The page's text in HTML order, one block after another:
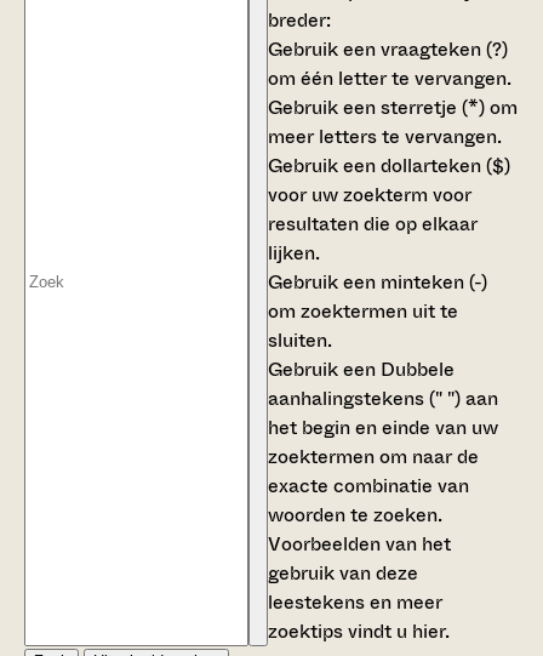
breder:
Gebruik eenvraagteken (?)
om één letter te vervangen.
Gebruik eensterretje (*)om
meer letters te vervangen.
Gebruik eendollarteken ($)
voor uw zoekterm voor
resultaten die op elkaar
lijken.
Gebruik een minteken (-)
om zoektermen uit te
sluiten.
Gebruik een Dubbele
aanhalingstekens (" ")aan
het begin en einde van uw
zoektermen om naar de
exacte combinatie van
woorden te zoeken.
Voorbeelden van het
gebruik van deze
leestekens en meer
zoektips vindt u hier.